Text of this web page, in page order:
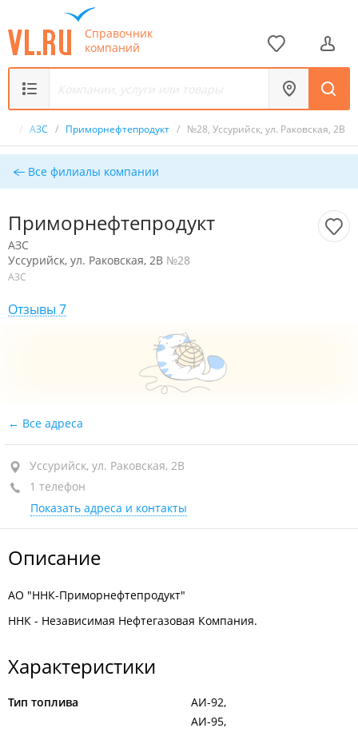
Справочник
компаний
/ АЗС / Приморнефтепродукт / №28, Уссурийск, ул. Раковская, 2В
Все филиалы компании
Приморнефтепродукт
АЗС
Уссурийск, ул. Раковская, 2В №28
АЗС
Отзывы 7
Все адреса
Уссурийск, ул. Раковская, 2В
1 телефон
Показать адреса и контакты
Описание
АО "ННК-Приморнефтепродукт"
ННК - Независимая Нефтегазовая Компания.
Характеристики
Тип топлива
АИ-92
АИ-95